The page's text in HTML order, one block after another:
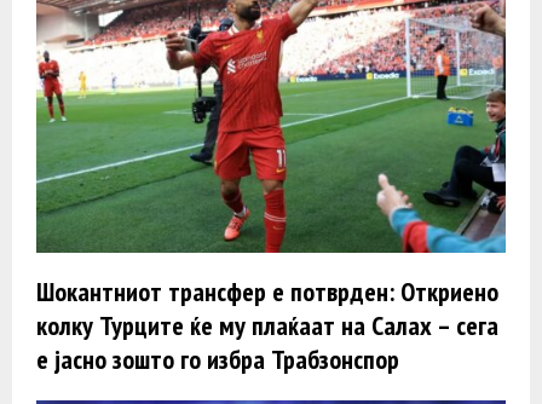
Шокантниот трансфер е потврден: Откриено
колку Турците ќе му плаќаат на Салах – сега
е јасно зошто го избра Трабзонспор